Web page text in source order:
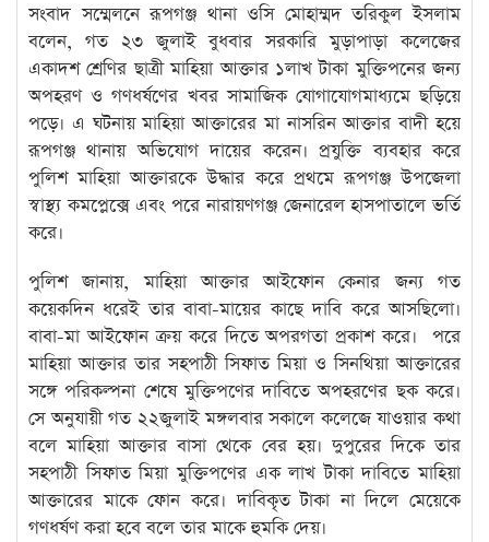
সংবাদ সম্মেলনে রূপগঞ্জ থানা ওসি মোহাম্মদ তরিকুল ইসলাম
বলেন, গত ২৩ জুলাই বুধবার সরকারি মুড়াপাড়া কলেজের
একাদশ শ্রেণির ছাত্রী মাহিয়া আক্তার ১লাখ টাকা মুক্তিপনের জন্য
অপহরণ ও গণধর্ষণের খবর সামাজিক যোগাযোগমাধ্যমে ছড়িয়ে
পড়ে। এ ঘটনায় মাহিয়া আক্তারের মা নাসরিন আক্তার বাদী হয়ে
রূপগঞ্জ থানায় অভিযোগ দায়ের করেন। প্রযুক্তি ব্যবহার করে
পুলিশ মাহিয়া আক্তারকে উদ্ধার করে প্রথমে রূপগঞ্জ উপজেলা
স্বাস্থ্য কমপ্লেক্সে এবং পরে নারায়ণগঞ্জ জেনারেল হাসপাতালে ভর্তি
করে।
পুলিশ জানায়, মাহিয়া আক্তার আইফোন কেনার জন্য গত
কয়েকদিন ধরেই তার বাবা-মায়ের কাছে দাবি করে আসছিলো।
বাবা-মা আইফোন ক্রয় করে দিতে অপরগতা প্রকাশ করে। পরে
মাহিয়া আক্তার তার সহপাঠী সিফাত মিয়া ও সিনথিয়া আক্তারের
সঙ্গে পরিকল্পনা শেষে মুক্তিপণের দাবিতে অপহরণের ছক করে।
সে অনুযায়ী গত ২২জুলাই মঙ্গলবার সকালে কলেজে যাওয়ার কথা
বলে মাহিয়া আক্তার বাসা থেকে বের হয়। দুপুরের দিকে তার
সহপাঠী সিফাত মিয়া মুক্তিপণের এক লাখ টাকা দাবিতে মাহিয়া
আক্তারের মাকে ফোন করে। দাবিকৃত টাকা না দিলে মেয়েকে
গণধর্ষণ করা হবে বলে তার মাকে হুমকি দেয়।